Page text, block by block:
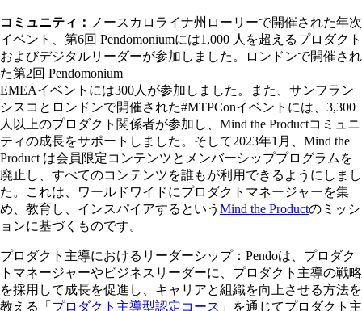
コミュニティ： ノースカロライナ州ローリーで開催された年次
イベント、第6回 Pendomoniumには1,000 人を超えるプロダクト
およびデジタルリーダーが参加しました。ロンドンで開催され
た第2回 Pendomonium
EMEAイベントには300人が参加しました。また、サンフラン
シスコとロンドンで開催された#MTPConイベントには、3,300
人以上のプロダクト関係者が参加し、Mind the Productコミュニ
ティの成長をサポートしました。そして2023年1月、Mind the
Product は会員限定コンテンツとメンバーシッププログラムを
廃止し、すべてのコンテンツを誰もが利用できるようにしまし
た。これは、ワールドワイドにプロダクトマネージャーを集
め、教育し、インスパイアするという Mind the Productのミッシ
ョンに基づくものです。
プロダクト主導におけるリーダーシップ：Pendoは、プロダク
トマネージャーやビジネスリーダーに、プロダクト主導の戦略
を採用して成長を促進し、キャリアと組織を向上させる方法を
教える「 プロダクト主導型認定コース 」を通じてプロダクト主